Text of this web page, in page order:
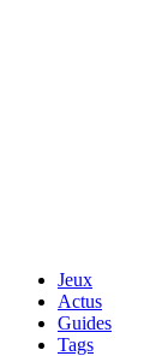
Jeux
Actus
Guides
Tags